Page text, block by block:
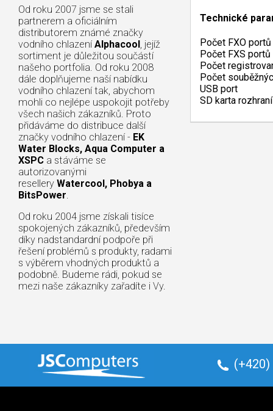
Od roku 2007 jsme se stali
partnerem a oficiálním
distributorem známé značky
vodního chlazení Alphacool, jejíž
sortiment je důležitou součástí
našeho portfolia. Od roku 2008
dále doplňujeme naší nabídku
vodního chlazení tak, abychom
mohli co nejlépe uspokojit potřeby
všech našich zákazníků. Proto
přidáváme do distribuce další
značky vodního chlazení - EK
Water Blocks, Aqua Computer a
XSPC a stáváme se
autorizovanými
resellery Watercool, Phobya a
BitsPower.
Od roku 2004 jsme získali tisíce
spokojených zákazníků, především
díky nadstandardní podpoře při
řešení problémů s produkty, radami
s výběrem vhodných produktů a
podobně. Budeme rádi, pokud se
mezi naše zákazníky zařadíte i Vy.
Technické
Počet FXO portů
Počet FXS portů
Počet
Počet
USB port
SD karta rozhraní
(+420)